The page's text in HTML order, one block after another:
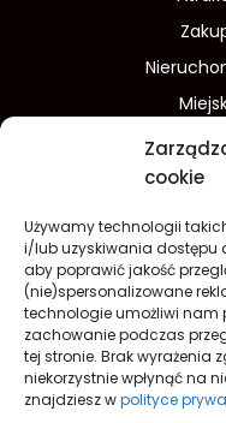
cookie
Używamy technologii
i/lub uzyskiwania dostępu
aby poprawić jakość
(nie)spersonalizowane
technologie umożliwi nam
zachowanie podczas
tej stronie. Brak wyrażenia
niekorzystnie wpłynąć na
znajdziesz wpolityce
Finanse i
Turystyka
Redakcja
Polityka